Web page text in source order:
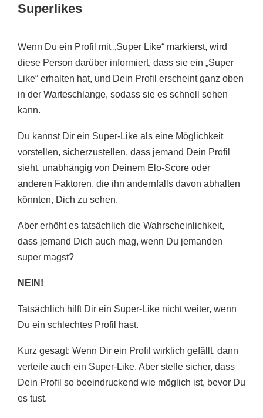
Superlikes
Wenn Du ein Profil mit „Super Like“ markierst, wird
diese Person darüber informiert, dass sie ein „Super
Like“ erhalten hat, und Dein Profil erscheint ganz oben
in der Warteschlange, sodass sie es schnell sehen
kann.
Du kannst Dir ein Super-Like als eine Möglichkeit
vorstellen, sicherzustellen, dass jemand Dein Profil
sieht, unabhängig von Deinem Elo-Score oder
anderen Faktoren, die ihn andernfalls davon abhalten
könnten, Dich zu sehen.
Aber erhöht es tatsächlich die Wahrscheinlichkeit,
dass jemand Dich auch mag, wenn Du jemanden
super magst?
NEIN!
Tatsächlich hilft Dir ein Super-Like nicht weiter, wenn
Du ein schlechtes Profil hast.
Kurz gesagt: Wenn Dir ein Profil wirklich gefällt, dann
verteile auch ein Super-Like. Aber stelle sicher, dass
Dein Profil so beeindruckend wie möglich ist, bevor Du
es tust.